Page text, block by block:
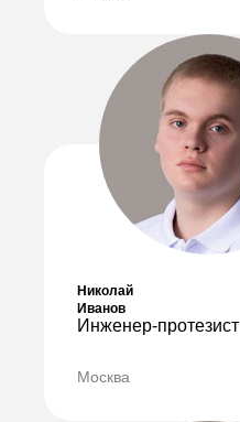
Николай
Иванов
Инженер-протезист
Москва